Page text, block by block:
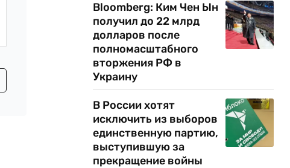
Bloomberg: Ким Чен Ын
получил до 22 млрд
долларов после
полномасштабного
вторжения РФ в
Украину
В России хотят
исключить из выборов
единственную партию,
выступившую за
прекращение войны